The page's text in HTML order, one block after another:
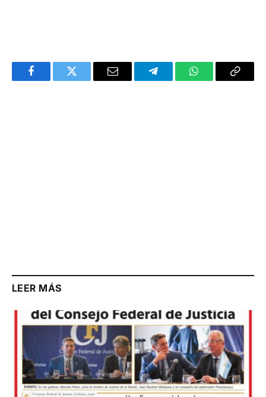
FacebookTwitter Email TelegramWhatsAppCopy
LEER MÁS